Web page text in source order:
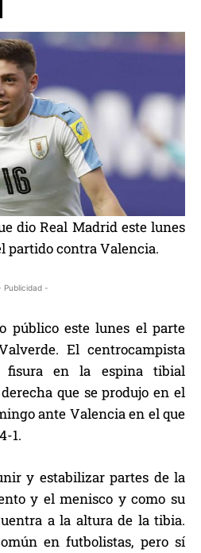
dio Real Madrid este lunes
partido contra Valencia.
Publicidad -
público este lunes el parte
El centrocampista
fisura en la espina tibial
que se produjo en el
ante Valencia en el que
1.
y estabilizar partes de la
y el menisco y como su
a la altura de la tibia.
en futbolistas, pero sí